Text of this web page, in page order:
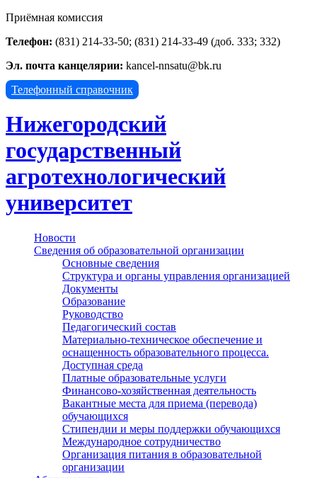
Приёмная комиссия
Телефон: (831) 214-33-50; (831) 214-33-49 (доб. 333; 332)
Эл. почта канцелярии: kancel-nnsatu@bk.ru
Телефонный справочник
Нижегородский
государственный
агротехнологический
университет
Новости
Сведения об образовательной организации
Основные сведения
Структура и органы управления организацией
Документы
Образование
Руководство
Педагогический состав
Материально-техническое обеспечение и
оснащенность образовательного процесса.
Доступная среда
Платные образовательные услуги
Финансово-хозяйственная деятельность
Вакантные места для приема (перевода)
обучающихся
Стипендии и меры поддержки обучающихся
Международное сотрудничество
Организация питания в образовательной
организации